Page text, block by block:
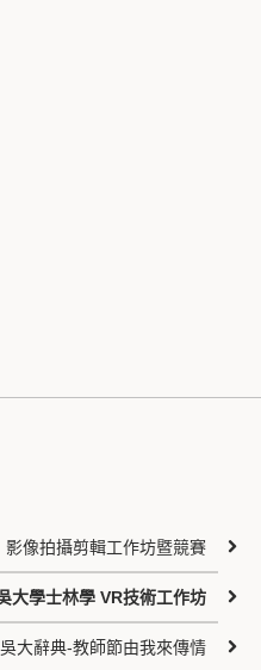
像拍攝剪輯工作坊暨競賽
大學士林學 VR技術工作坊
大辭典-教師節由我來傳情